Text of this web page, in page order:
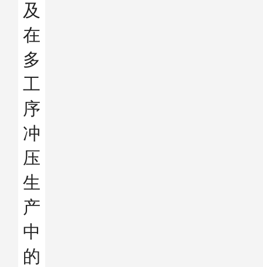
及
在
多
工
序
冲
压
生
产
中
的